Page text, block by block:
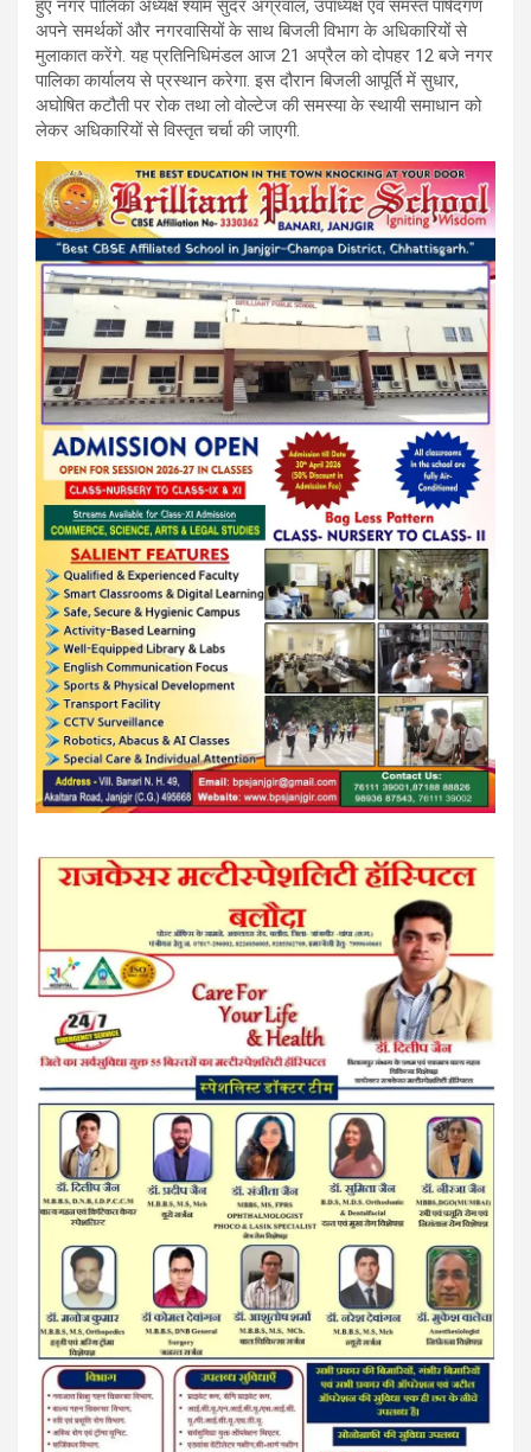
o
k
p
p
m
हुए नगर पालिका अध्यक्ष श्याम सुंदर अग्रवाल, उपाध्यक्ष एवं समस्त पार्षदगण
अपने समर्थकों और नगरवासियों के साथ बिजली विभाग के अधिकारियों से
मुलाकात करेंगे. यह प्रतिनिधिमंडल आज 21 अप्रैल को दोपहर 12 बजे नगर
पालिका कार्यालय से प्रस्थान करेगा. इस दौरान बिजली आपूर्ति में सुधार,
अघोषित कटौती पर रोक तथा लो वोल्टेज की समस्या के स्थायी समाधान को
लेकर अधिकारियों से विस्तृत चर्चा की जाएगी.